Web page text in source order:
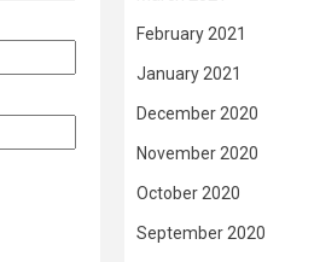
February 2021
January 2021
December 2020
November 2020
October 2020
September 2020